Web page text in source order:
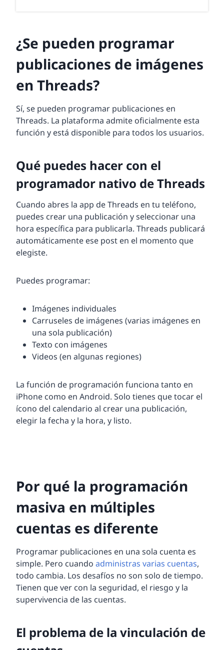
¿Se pueden programar
publicaciones de imágenes
en Threads?
Sí, se pueden programar publicaciones en
Threads. La plataforma admite oficialmente esta
función y está disponible para todos los usuarios.
Qué puedes hacer con el
programador nativo de Threads
Cuando abres la app de Threads en tu teléfono,
puedes crear una publicación y seleccionar una
hora específica para publicarla. Threads publicará
automáticamente ese post en el momento que
elegiste.
Puedes programar:
Imágenes individuales
Carruseles de imágenes (varias imágenes en
una sola publicación)
Texto con imágenes
Videos (en algunas regiones)
La función de programación funciona tanto en
iPhone como en Android. Solo tienes que tocar el
ícono del calendario al crear una publicación,
elegir la fecha y la hora, y listo.
Por qué la programación
masiva en múltiples
cuentas es diferente
Programar publicaciones en una sola cuenta es
simple. Pero cuando administras varias cuentas,
todo cambia. Los desafíos no son solo de tiempo.
Tienen que ver con la seguridad, el riesgo y la
supervivencia de las cuentas.
El problema de la vinculación de